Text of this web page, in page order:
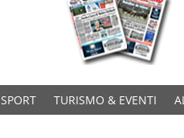
SPORT TURISMO & EVENTI